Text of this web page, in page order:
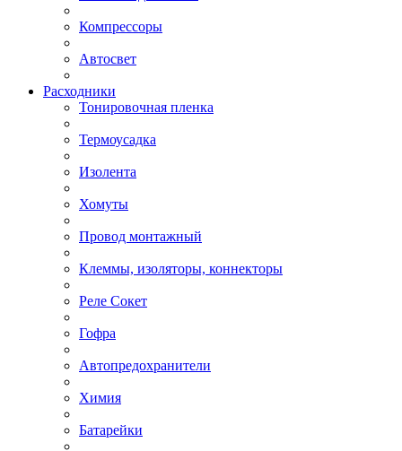
Компрессоры
Автосвет
Расходники
Тонировочная пленка
Термоусадка
Изолента
Хомуты
Провод монтажный
Клеммы, изоляторы, коннекторы
Реле Сокет
Гофра
Автопредохранители
Химия
Батарейки